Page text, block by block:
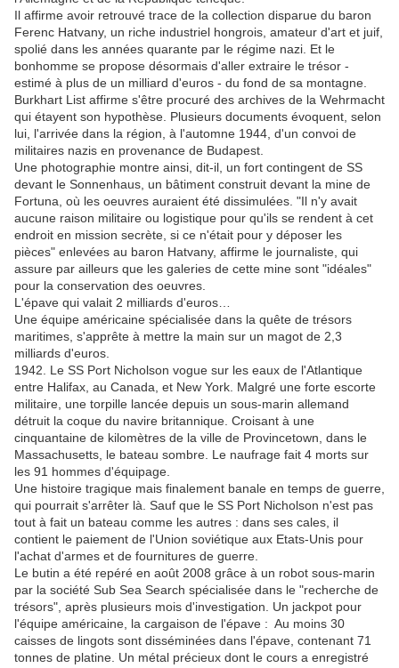
Il affirme avoir retrouvé trace de la collection disparue du baron
Ferenc Hatvany, un riche industriel hongrois, amateur d'art et juif,
spolié dans les années quarante par le régime nazi. Et le
bonhomme se propose désormais d'aller extraire le trésor -
estimé à plus de un milliard d'euros - du fond de sa montagne.
Burkhart List affirme s'être procuré des archives de la Wehrmacht
qui étayent son hypothèse. Plusieurs documents évoquent, selon
lui, l'arrivée dans la région, à l'automne 1944, d'un convoi de
militaires nazis en provenance de Budapest.
Une photographie montre ainsi, dit-il, un fort contingent de SS
devant le Sonnenhaus, un bâtiment construit devant la mine de
Fortuna, où les oeuvres auraient été dissimulées. "Il n'y avait
aucune raison militaire ou logistique pour qu'ils se rendent à cet
endroit en mission secrète, si ce n'était pour y déposer les
pièces" enlevées au baron Hatvany, affirme le journaliste, qui
assure par ailleurs que les galeries de cette mine sont "idéales"
pour la conservation des oeuvres.
L'épave qui valait 2 milliards d'euros…
Une équipe américaine spécialisée dans la quête de trésors
maritimes, s'apprête à mettre la main sur un magot de 2,3
milliards d'euros.
1942. Le SS Port Nicholson vogue sur les eaux de l'Atlantique
entre Halifax, au Canada, et New York. Malgré une forte escorte
militaire, une torpille lancée depuis un sous-marin allemand
détruit la coque du navire britannique. Croisant à une
cinquantaine de kilomètres de la ville de Provincetown, dans le
Massachusetts, le bateau sombre. Le naufrage fait 4 morts sur
les 91 hommes d'équipage.
Une histoire tragique mais finalement banale en temps de guerre,
qui pourrait s'arrêter là. Sauf que le SS Port Nicholson n'est pas
tout à fait un bateau comme les autres : dans ses cales, il
contient le paiement de l'Union soviétique aux Etats-Unis pour
l'achat d'armes et de fournitures de guerre.
Le butin a été repéré en août 2008 grâce à un robot sous-marin
par la société Sub Sea Search spécialisée dans le "recherche de
trésors", après plusieurs mois d'investigation. Un jackpot pour
l'équipe américaine, la cargaison de l'épave : Au moins 30
caisses de lingots sont disséminées dans l'épave, contenant 71
tonnes de platine. Un métal précieux dont le cours a enregistré